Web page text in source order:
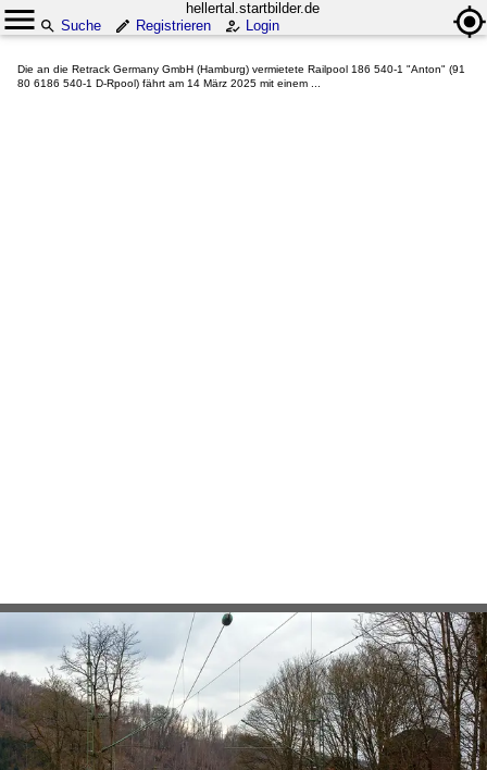
hellertal.startbilder.de
Suche
Registrieren Login
Die an die Retrack Germany GmbH (Hamburg) vermietete Railpool 186 540-1 "Anton" (91
80 6186 540-1 D-Rpool) fährt am 14 März 2025 mit einem ...